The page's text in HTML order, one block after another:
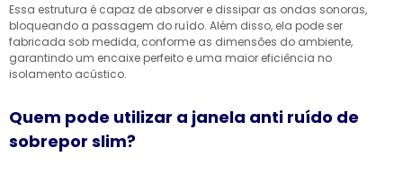
Essa estrutura é capaz de absorver e dissipar as ondas sonoras,
bloqueando a passagem do ruído. Além disso, ela pode ser
fabricada sob medida, conforme as dimensões do ambiente,
garantindo um encaixe perfeito e uma maior eficiência no
isolamento acústico.
Quem pode utilizar a janela anti ruído de
sobrepor slim?